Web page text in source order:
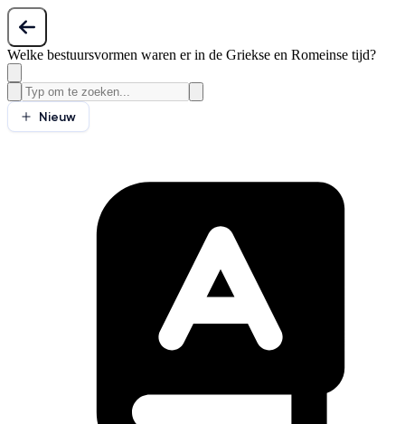
Welke bestuursvormen waren er in de Griekse en Romeinse tijd?
Nieuw